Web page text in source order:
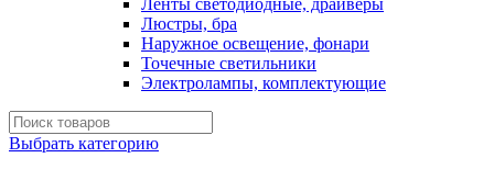
Люстры, бра
Наружное освещение, фонари
Точечные светильники
Электролампы, комплектующие
Выбрать категорию